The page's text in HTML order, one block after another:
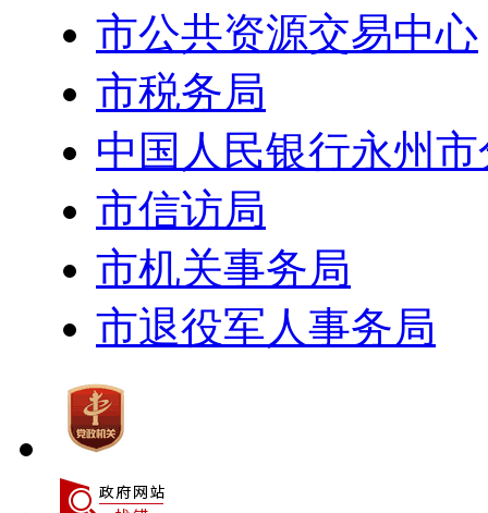
市公共资源交易中心
市税务局
中国人民银行永州
市信访局
市机关事务局
市退役军人事务局